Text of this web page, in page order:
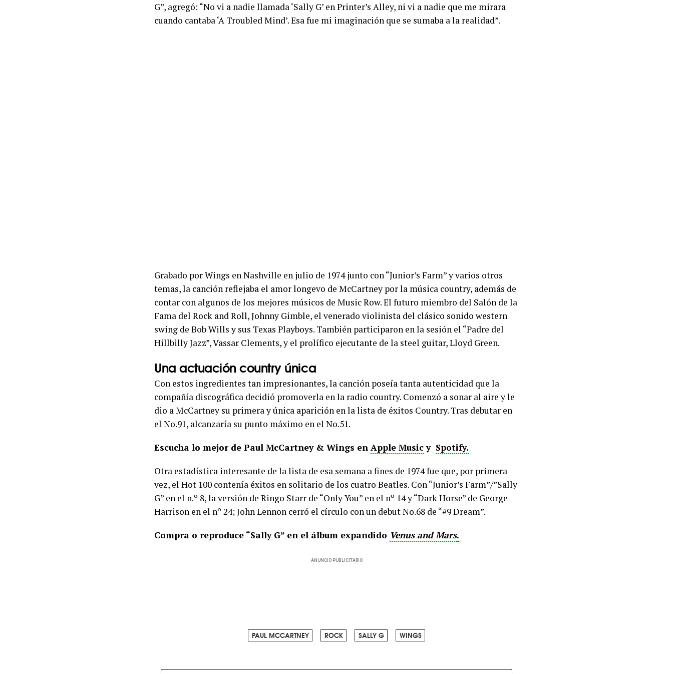
G”, agregó: “No vi a nadie llamada ‘Sally G’ en Printer’s Alley, ni vi a nadie que me mirara
cuando cantaba ‘A Troubled Mind’. Esa fue mi imaginación que se sumaba a la realidad”.
Grabado por Wings en Nashville en julio de 1974 junto con “Junior’s Farm” y varios otros
temas, la canción reflejaba el amor longevo de McCartney por la música country, además de
contar con algunos de los mejores músicos de Music Row. El futuro miembro del Salón de la
Fama del Rock and Roll, Johnny Gimble, el venerado violinista del clásico sonido western
swing de Bob Wills y sus Texas Playboys. También participaron en la sesión el “Padre del
Hillbilly Jazz”, Vassar Clements, y el prolífico ejecutante de la steel guitar, Lloyd Green.
Una actuación country única
Con estos ingredientes tan impresionantes, la canción poseía tanta autenticidad que la
compañía discográfica decidió promoverla en la radio country. Comenzó a sonar al aire y le
dio a McCartney su primera y única aparición en la lista de éxitos Country. Tras debutar en
el No.91, alcanzaría su punto máximo en el No.51.
Escucha lo mejor de Paul McCartney & Wings en Apple Musicy Spotify.
Otra estadística interesante de la lista de esa semana a fines de 1974 fue que, por primera
vez, el Hot 100 contenía éxitos en solitario de los cuatro Beatles. Con “Junior’s Farm”/”Sally
G” en el n.º 8, la versión de Ringo Starr de “Only You” en el nº 14 y “Dark Horse” de George
Harrison en el nº 24; John Lennon cerró el círculo con un debut No.68 de “#9 Dream”.
Compra o reproduce “Sally G” en el álbum expandido Venus and Mars.
ANUNCIO PUBLICITARIO
PAUL MCCARTNEY ROCK SALLY G WINGS